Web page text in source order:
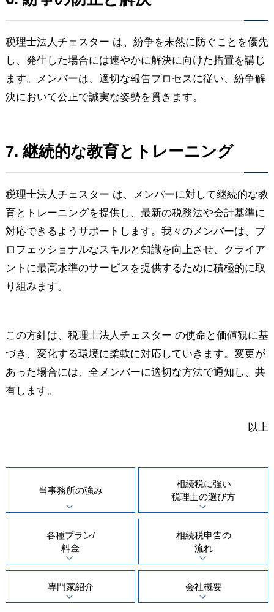
税理士法人チェスター は、紛争を未然に防ぐことを優先
し、発生した場合には速やかに解決に向けた措置を講じ
ます。メンバーは、適切な報告プロセスに従い、紛争解
決において公正で誠実な姿勢を貫きます。
7. 継続的な教育とトレーニング
税理士法人チェスター は、メンバーに対して継続的な教
育とトレーニングを提供し、最新の税務法や会計基準に
対応できるようサポートします。我々のメンバーは、プ
ロフェッショナルなスキルと知識を向上させ、クライア
ントに最高水準のサービスを提供するために積極的に取
り組みます。
この方針は、税理士法人チェスター の使命と価値観に基
づき、変化する環境に柔軟に対応していきます。変更が
あった場合には、全メンバーに適切な方法で通知し、共
有します。
以上
当事務所の強み
相続税に強い
税理士の選び方
各種プラン/
料金
相続税申告の
流れ
専門家紹介 会社概要